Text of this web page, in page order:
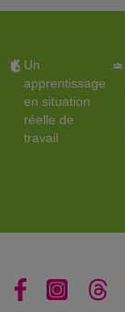
Un
apprentissage
en situation
réelle de
travail